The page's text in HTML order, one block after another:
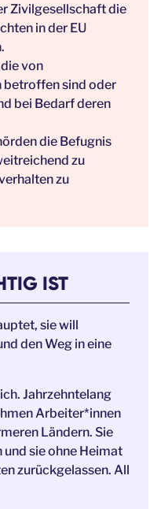
Zivilgesellschaft die
in der EU
von
betroffen sind oder
bei Bedarf deren
die Befugnis
zu
zu
IST
sie will
den Weg in eine
Jahrzehntelang
Arbeiter*innen
Ländern. Sie
sie ohne Heimat
zurückgelassen. All